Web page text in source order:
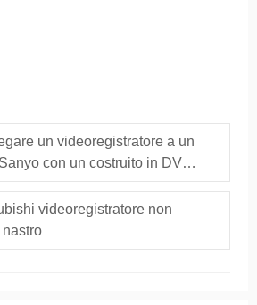
un videoregistratore a un
con un costruito in DVD e
videoregistratore non